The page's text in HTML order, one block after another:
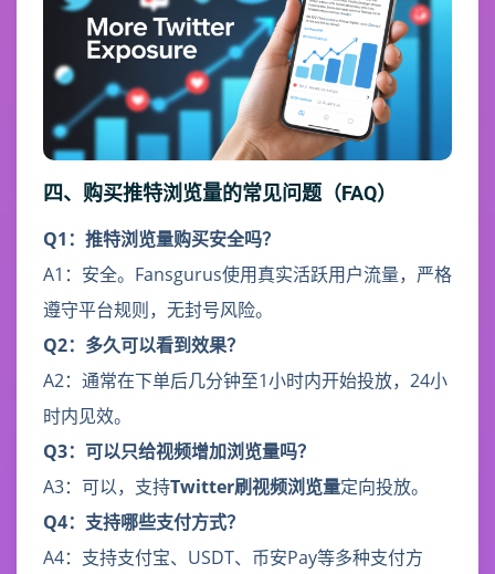
四、购买推特浏览量的常见问题（FAQ）
Q1：推特浏览量购买安全吗？
A1：安全。Fansgurus使用真实活跃用户流量，严格
遵守平台规则，无封号风险。
Q2：多久可以看到效果？
A2：通常在下单后几分钟至1小时内开始投放，24小
时内见效。
Q3：可以只给视频增加浏览量吗？
A3：可以，支持Twitter刷视频浏览量定向投放。
Q4：支持哪些支付方式？
A4：支持支付宝、USDT、币安Pay等多种支付方